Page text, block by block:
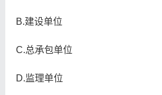
B.建设单位
C.总承包单位
D.监理单位